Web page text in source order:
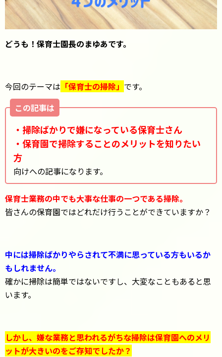
どうも！保育士園長のまゆあです。
今回のテーマは 「保育士の掃除」 です。
この記事は
・掃除ばかりで嫌になっている保育士さん
・保育園で掃除することのメリットを知りたい
方
向けへの記事になります。
保育士業務の中でも大事な仕事の一つである掃除。
皆さんの保育園ではどれだけ行うことができていますか？
中には掃除ばかりやらされて不満に思っている方もいるか
もしれません。
確かに掃除は簡単ではないですし、大変なこともあると思
います。
しかし、嫌な業務と思われるがちな掃除は保育園へのメリ
ットが大きいのをご存知でしたか？